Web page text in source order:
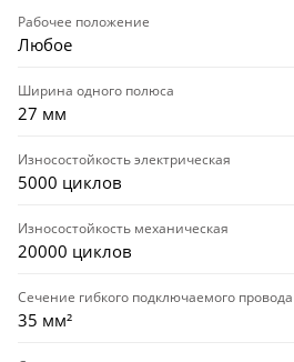
Рабочее положение
Любое
Ширина одного полюса
27 мм
Износостойкость электрическая
5000 циклов
Износостойкость механическая
20000 циклов
Сечение гибкого подключаемого провода
35 мм²